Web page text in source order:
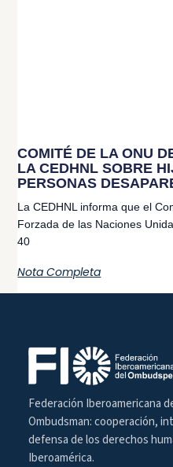
COMITÉ DE LA ONU
LA CEDHNL SOBRE
PERSONAS
La CEDHNL informa que el
Forzada de las Naciones
40
Nota Completa
Federación Iberoamericana
Ombudsman: cooperación,
defensa de los derechos
Iberoamérica.